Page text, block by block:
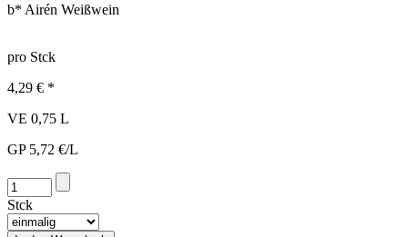
b* Airén Weißwein
pro Stck
4,29 € *
VE 0,75 L
GP 5,72 €/L
Stck